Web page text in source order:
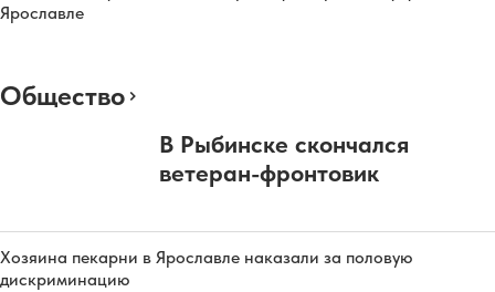
Ярославле
Общество
В Рыбинске скончался
ветеран-фронтовик
Хозяина пекарни в Ярославле наказали за половую
дискриминацию